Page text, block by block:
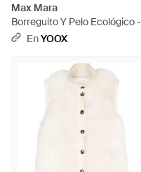
Max Mara
Borreguito Y Pelo Ecológico -
Marrón
EnYOOX